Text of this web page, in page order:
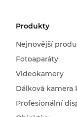
Produkty
Nejnovější
Fotoaparáty
Videokamery
Dálková kamera
Profesionální